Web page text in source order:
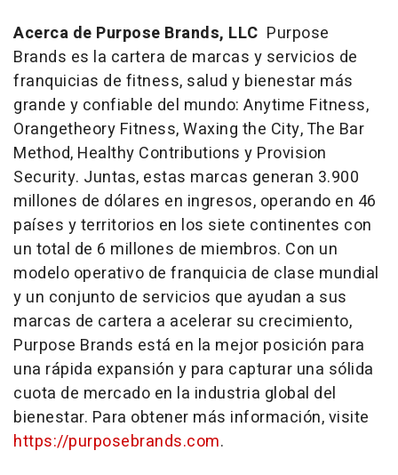
Acerca de Purpose Brands, LLC Purpose
Brands es la cartera de marcas y servicios de
franquicias de fitness, salud y bienestar más
grande y confiable del mundo: Anytime Fitness,
Orangetheory Fitness, Waxing the City, The Bar
Method, Healthy Contributions y Provision
Security. Juntas, estas marcas generan 3.900
millones de dólares en ingresos, operando en 46
países y territorios en los siete continentes con
un total de 6 millones de miembros. Con un
modelo operativo de franquicia de clase mundial
y un conjunto de servicios que ayudan a sus
marcas de cartera a acelerar su crecimiento,
Purpose Brands está en la mejor posición para
una rápida expansión y para capturar una sólida
cuota de mercado en la industria global del
bienestar. Para obtener más información, visite
https://purposebrands.com.